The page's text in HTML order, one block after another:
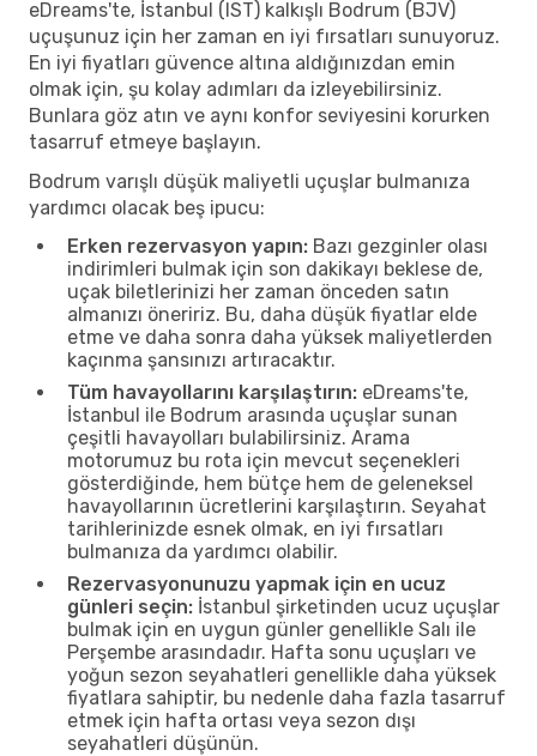
eDreams'te, İstanbul (IST) kalkışlı Bodrum (BJV)
uçuşunuz için her zaman en iyi fırsatları sunuyoruz.
En iyi fiyatları güvence altına aldığınızdan emin
olmak için, şu kolay adımları da izleyebilirsiniz.
Bunlara göz atın ve aynı konfor seviyesini korurken
tasarruf etmeye başlayın.
Bodrum varışlı düşük maliyetli uçuşlar bulmanıza
yardımcı olacak beş ipucu:
Erken rezervasyon yapın: Bazı gezginler olası
indirimleri bulmak için son dakikayı beklese de,
uçak biletlerinizi her zaman önceden satın
almanızı öneririz. Bu, daha düşük fiyatlar elde
etme ve daha sonra daha yüksek maliyetlerden
kaçınma şansınızı artıracaktır.
Tüm havayollarını karşılaştırın: eDreams'te,
İstanbul ile Bodrum arasında uçuşlar sunan
çeşitli havayolları bulabilirsiniz. Arama
motorumuz bu rota için mevcut seçenekleri
gösterdiğinde, hem bütçe hem de geleneksel
havayollarının ücretlerini karşılaştırın. Seyahat
tarihlerinizde esnek olmak, en iyi fırsatları
bulmanıza da yardımcı olabilir.
Rezervasyonunuzu yapmak için en ucuz
günleri seçin: İstanbul şirketinden ucuz uçuşlar
bulmak için en uygun günler genellikle Salı ile
Perşembe arasındadır. Hafta sonu uçuşları ve
yoğun sezon seyahatleri genellikle daha yüksek
fiyatlara sahiptir, bu nedenle daha fazla tasarruf
etmek için hafta ortası veya sezon dışı
seyahatleri düşünün.